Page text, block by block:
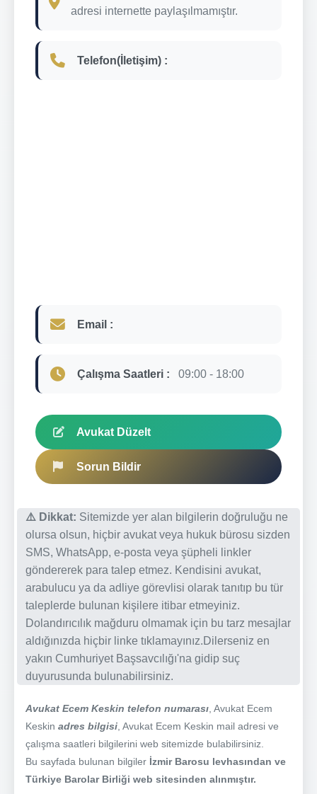
adresi internette paylaşılmamıştır.
Telefon(İletişim) :
Email :
Çalışma Saatleri : 09:00 - 18:00
Avukat Düzelt
Sorun Bildir
⚠️ Dikkat: Sitemizde yer alan bilgilerin doğruluğu ne
olursa olsun, hiçbir avukat veya hukuk bürosu sizden
SMS, WhatsApp, e-posta veya şüpheli linkler
göndererek para talep etmez. Kendisini avukat,
arabulucu ya da adliye görevlisi olarak tanıtıp bu tür
taleplerde bulunan kişilere itibar etmeyiniz.
Dolandırıcılık mağduru olmamak için bu tarz mesajlar
aldığınızda hiçbir linke tıklamayınız.Dilerseniz en
yakın Cumhuriyet Başsavcılığı'na gidip suç
duyurusunda bulunabilirsiniz.
Avukat Ecem Keskin telefon numarası , Avukat Ecem
Keskin adres bilgisi , Avukat Ecem Keskin mail adresi ve
çalışma saatleri bilgilerini web sitemizde bulabilirsiniz.
Bu sayfada bulunan bilgiler İzmir Barosu levhasından ve
Türkiye Barolar Birliği web sitesinden alınmıştır.